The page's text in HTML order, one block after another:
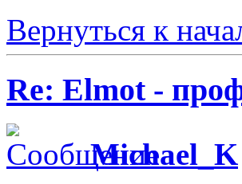
Вернуться к
Re: Elmot -
Michael_K